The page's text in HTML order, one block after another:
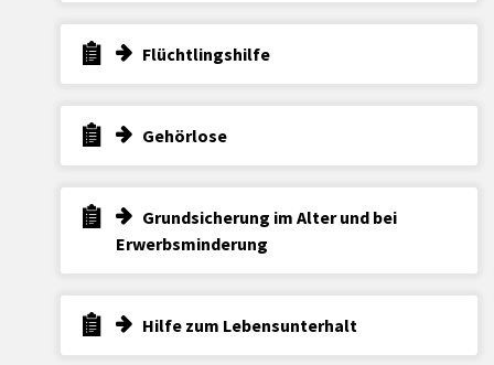
Flüchtlingshilfe
Gehörlose
Grundsicherung im Alter und bei
Erwerbsminderung
Hilfe zum Lebensunterhalt